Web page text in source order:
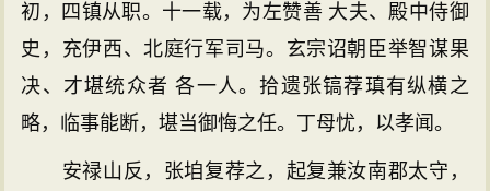
初，四镇从职。十一载，为左赞善 大夫、殿中侍御
史，充伊西、北庭行军司马。玄宗诏朝臣举智谋果
决、才堪统众者 各一人。拾遗张镐荐瑱有纵横之
略，临事能断，堪当御悔之任。丁母忧，以孝闻。
安禄山反，张垍复荐之，起复兼汝南郡太守，